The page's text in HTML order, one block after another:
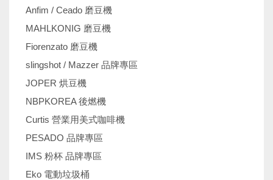
Anfim / Ceado 磨豆機
MAHLKONIG 磨豆機
Fiorenzato 磨豆機
slingshot / Mazzer 品牌專區
JOPER 烘豆機
NBPKOREA 後燃機
Curtis 營業用美式咖啡機
PESADO 品牌專區
IMS 粉杯 品牌專區
Eko 電動垃圾桶